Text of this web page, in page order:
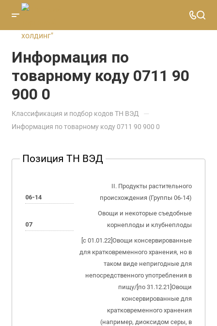
Информация по
товарному коду 0711 90
900 0
Классификация и подбор кодов ТН ВЭД —
Информация по товарному коду 0711 90 900 0
Позиция ТН ВЭД
06-14
II. Продукты растительного
происхождения (Группы 06-14)
07
Овощи и некоторые съедобные
корнеплоды и клубнеплоды
[с 01.01.22]Овощи консервированные
для кратковременного хранения, но в
таком виде непригодные для
непосредственного употребления в
пищу/[по 31.12.21]Овощи
консервированные для
кратковременного хранения
(например, диоксидом серы, в